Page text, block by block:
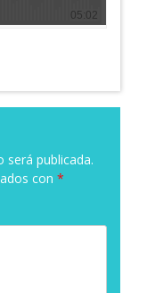
será publicada.
con *